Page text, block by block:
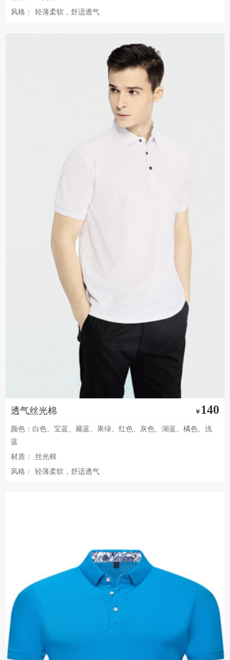
风格：
轻薄柔软，舒适透气
透气丝光棉 ￥ 140
颜色：白色、宝蓝、藏蓝、果绿、红色、灰色、湖蓝、橘色、浅
蓝
材质：
丝光棉
风格：
轻薄柔软，舒适透气